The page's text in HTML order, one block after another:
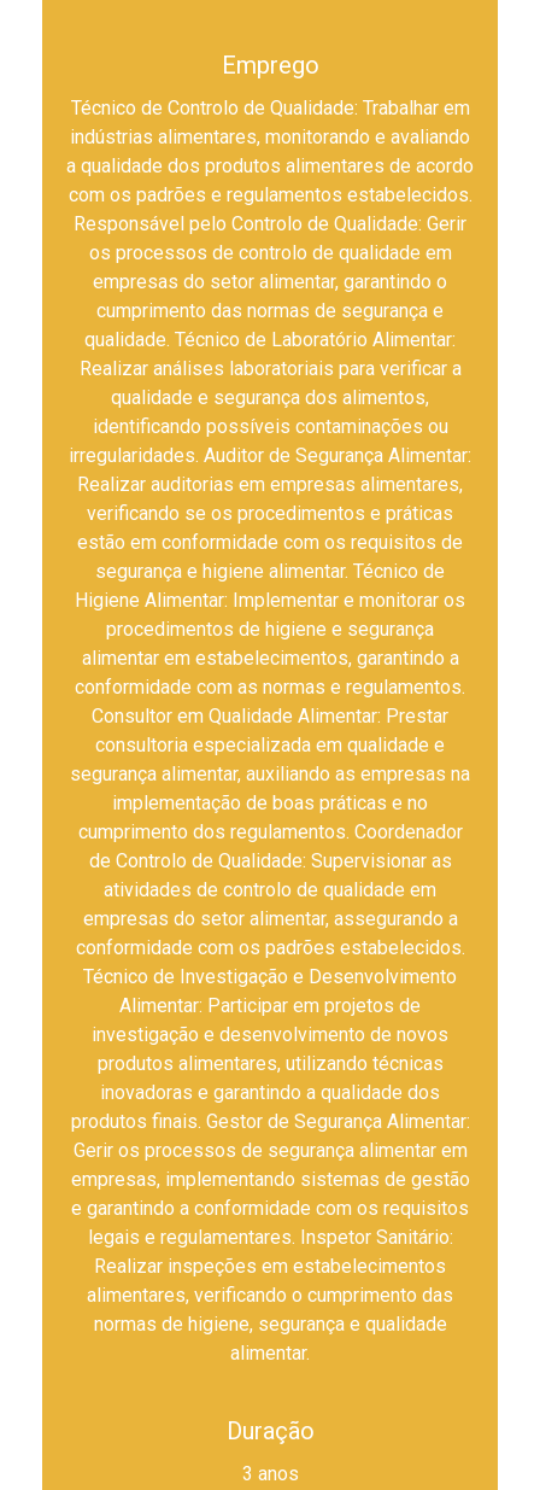
Emprego
Técnico de Controlo de Qualidade: Trabalhar em
indústrias alimentares, monitorando e avaliando
a qualidade dos produtos alimentares de acordo
com os padrões e regulamentos estabelecidos.
Responsável pelo Controlo de Qualidade: Gerir
os processos de controlo de qualidade em
empresas do setor alimentar, garantindo o
cumprimento das normas de segurança e
qualidade. Técnico de Laboratório Alimentar:
Realizar análises laboratoriais para verificar a
qualidade e segurança dos alimentos,
identificando possíveis contaminações ou
irregularidades. Auditor de Segurança Alimentar:
Realizar auditorias em empresas alimentares,
verificando se os procedimentos e práticas
estão em conformidade com os requisitos de
segurança e higiene alimentar. Técnico de
Higiene Alimentar: Implementar e monitorar os
procedimentos de higiene e segurança
alimentar em estabelecimentos, garantindo a
conformidade com as normas e regulamentos.
Consultor em Qualidade Alimentar: Prestar
consultoria especializada em qualidade e
segurança alimentar, auxiliando as empresas na
implementação de boas práticas e no
cumprimento dos regulamentos. Coordenador
de Controlo de Qualidade: Supervisionar as
atividades de controlo de qualidade em
empresas do setor alimentar, assegurando a
conformidade com os padrões estabelecidos.
Técnico de Investigação e Desenvolvimento
Alimentar: Participar em projetos de
investigação e desenvolvimento de novos
produtos alimentares, utilizando técnicas
inovadoras e garantindo a qualidade dos
produtos finais. Gestor de Segurança Alimentar:
Gerir os processos de segurança alimentar em
empresas, implementando sistemas de gestão
e garantindo a conformidade com os requisitos
legais e regulamentares. Inspetor Sanitário:
Realizar inspeções em estabelecimentos
alimentares, verificando o cumprimento das
normas de higiene, segurança e qualidade
alimentar.
Duração
3 anos